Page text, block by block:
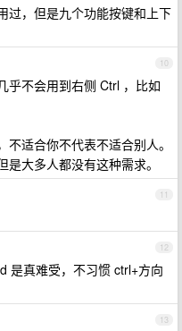
过，但是九个功能按键和上下
10
乎不会用到右侧 Ctrl ，比如
适合你不代表不适合别人。
大多人都没有这种需求。
11
12
是真难受，不习惯 ctrl+方向
13